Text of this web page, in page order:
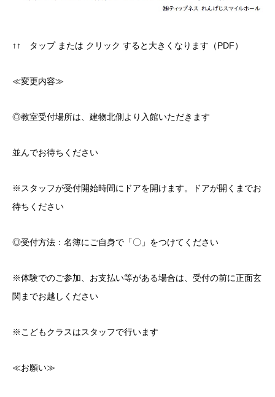
↑↑ タップ または クリック すると大きくなります（PDF）
≪変更内容≫
◎教室受付場所は、建物北側より入館いただきます
並んでお待ちください
※スタッフが受付開始時間にドアを開けます。ドアが開くまでお
待ちください
◎受付方法：名簿にご自身で「〇」をつけてください
※体験でのご参加、お支払い等がある場合は、受付の前に正面玄
関までお越しください
※こどもクラスはスタッフで行います
≪お願い≫